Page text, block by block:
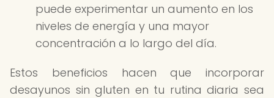
puede experimentar un aumento en los
niveles de energía y una mayor
concentración a lo largo del día.
Estos beneficios hacen que incorporar
desayunos sin gluten en tu rutina diaria sea